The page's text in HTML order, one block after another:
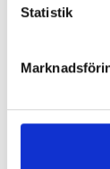
Statistik